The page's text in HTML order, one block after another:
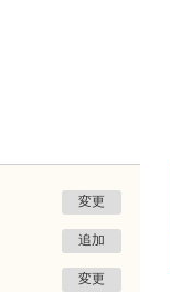
変更
追加
変更